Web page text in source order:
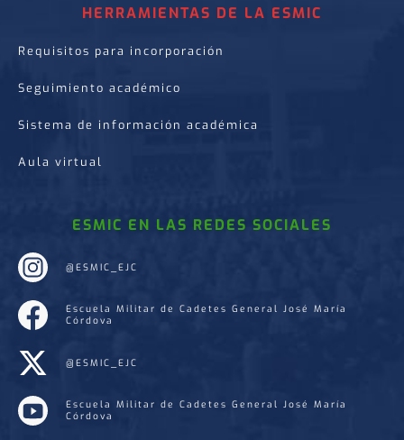
HERRAMIENTAS DE LA ESMIC
Requisitos para incorporación
Seguimiento académico
Sistema de información académica
Aula virtual
ESMIC EN LAS REDES SOCIALES
@ESMIC_EJC
Escuela Militar de Cadetes General José María
Córdova
@ESMIC_EJC
Escuela Militar de Cadetes General José María
Córdova